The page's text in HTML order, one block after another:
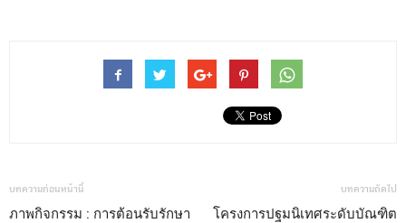
บทความก่อนหน้านี้
ภาพกิจกรรม : การต้อนรับรักษา
บทความถัดไป
โครงการปฐมนิเทศระดับบัณฑิต